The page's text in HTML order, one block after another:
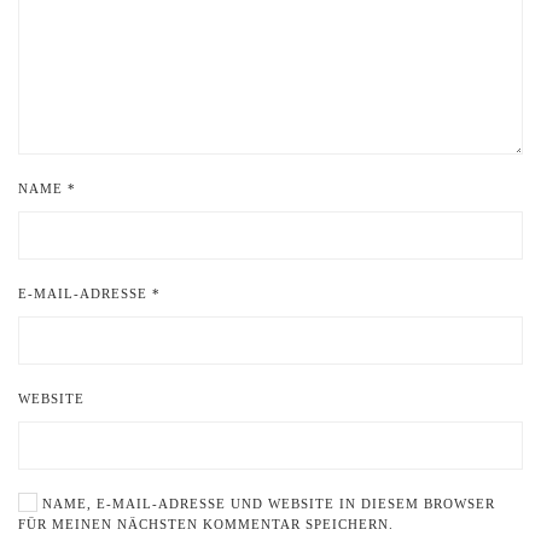
NAME *
E-MAIL-ADRESSE *
WEBSITE
NAME, E-MAIL-ADRESSE UND WEBSITE IN DIESEM BROWSER
FÜR MEINEN NÄCHSTEN KOMMENTAR SPEICHERN.